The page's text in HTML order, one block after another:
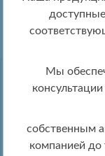
Настенные светильники
Мы
собственным
компанией до